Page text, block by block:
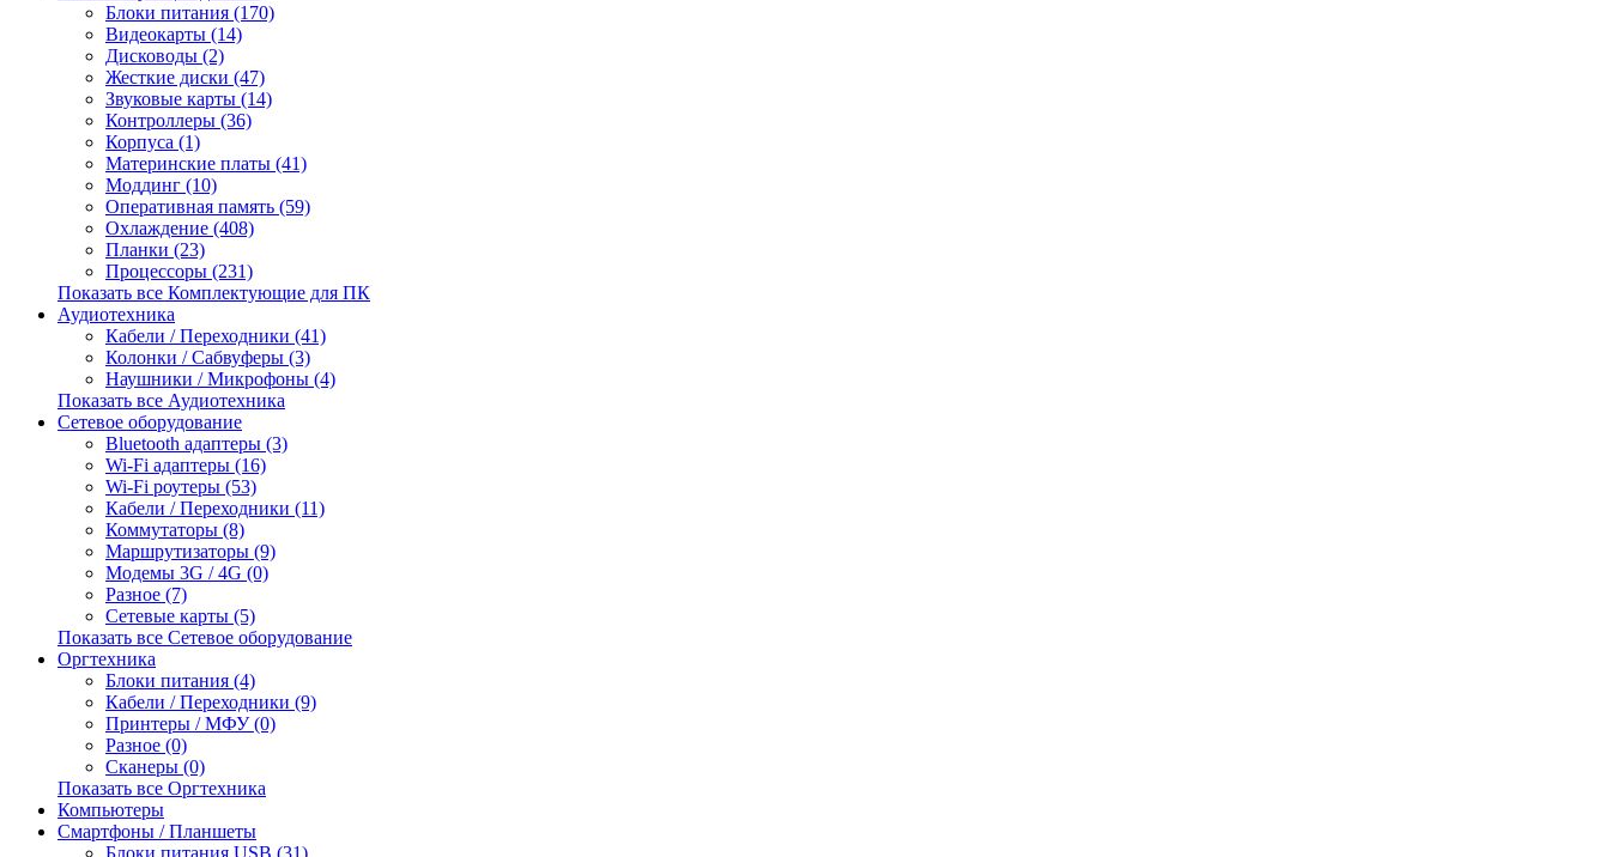
Блоки питания (170)
Видеокарты (14)
Дисководы (2)
Жесткие диски (47)
Звуковые карты (14)
Контроллеры (36)
Корпуса (1)
Материнские платы (41)
Моддинг (10)
Оперативная память (59)
Охлаждение (408)
Планки (23)
Процессоры (231)
Показать все Комплектующие для ПК
Аудиотехника
Кабели / Переходники (41)
Колонки / Сабвуферы (3)
Наушники / Микрофоны (4)
Показать все Аудиотехника
Сетевое оборудование
Bluetooth адаптеры (3)
Wi-Fi адаптеры (16)
Wi-Fi роутеры (53)
Кабели / Переходники (11)
Коммутаторы (8)
Маршрутизаторы (9)
Модемы 3G / 4G (0)
Разное (7)
Сетевые карты (5)
Показать все Сетевое оборудование
Оргтехника
Блоки питания (4)
Кабели / Переходники (9)
Принтеры / МФУ (0)
Разное (0)
Сканеры (0)
Показать все Оргтехника
Компьютеры
Смартфоны / Планшеты
Блоки питания USB (31)